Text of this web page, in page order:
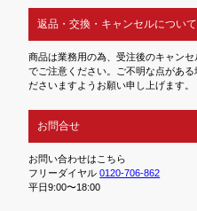
返品・交換・キャンセルについて
商品は業務用の為、受注後のキャン
でご注意ください。ご不明な点があ
ださいますようお願い申し上げます。
お問合せ
お問い合わせはこちら
フリーダイヤル0120-706-862
平日9:00〜18:00